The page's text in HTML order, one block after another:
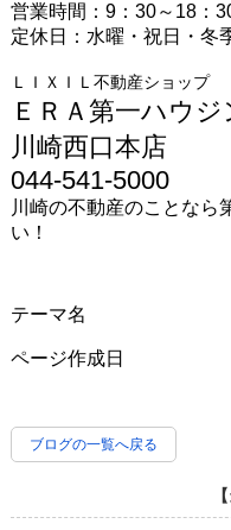
営業時間：9：30～18：
定休日：水曜・祝日・冬
ＬＩＸＩＬ不動産ショップ
ＥＲＡ第一ハウ
川崎西口本店
044-541-5000
川崎の不動産のことなら
い！
テーマ名
ページ作成日
ブログの一覧へ戻る